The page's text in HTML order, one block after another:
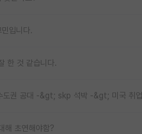
입니다.
한 것 같습니다.
도권 공대 -&gt; skp 석박 -&gt; 미국 취업
해 초연해야함?